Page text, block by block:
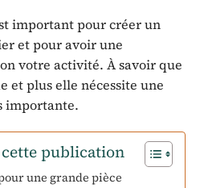
important pour créer un
et pour avoir une
votre activité. À savoir que
et plus elle nécessite une
importante.
publication
une grande pièce